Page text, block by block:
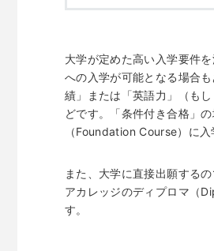
大学が定めた高い入学要件
への入学が可能となる場合
績」または「英語力」（も
どです。「条件付き合格」
（Foundation Course）に
また、大学に直接出願する
アカレッジのディプロマ（
す。